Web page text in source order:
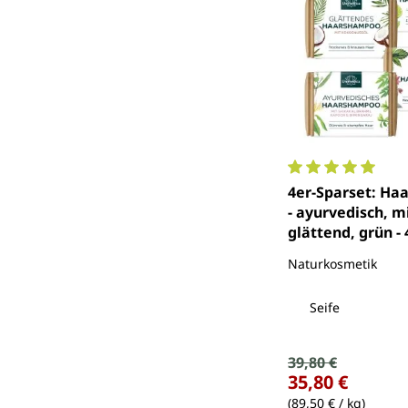
4er-Sparset:
- ayurvedisch,
glättend, grün -
Naturkosmetik
Seife
Verkaufspreis:
Regulärer Preis:
39,80 €
35,80 €
(89,50 € / kg)